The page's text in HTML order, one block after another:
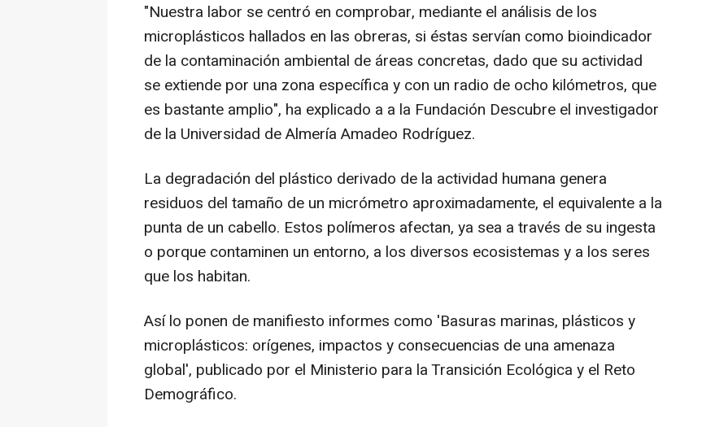
"Nuestra labor se centró en comprobar, mediante el análisis de los
microplásticos hallados en las obreras, si éstas servían como bioindicador
de la contaminación ambiental de áreas concretas, dado que su actividad
se extiende por una zona específica y con un radio de ocho kilómetros, que
es bastante amplio", ha explicado a a la Fundación Descubre el investigador
de la Universidad de Almería Amadeo Rodríguez.
La degradación del plástico derivado de la actividad humana genera
residuos del tamaño de un micrómetro aproximadamente, el equivalente a la
punta de un cabello. Estos polímeros afectan, ya sea a través de su ingesta
o porque contaminen un entorno, a los diversos ecosistemas y a los seres
que los habitan.
Así lo ponen de manifiesto informes como 'Basuras marinas, plásticos y
microplásticos: orígenes, impactos y consecuencias de una amenaza
global', publicado por el Ministerio para la Transición Ecológica y el Reto
Demográfico.